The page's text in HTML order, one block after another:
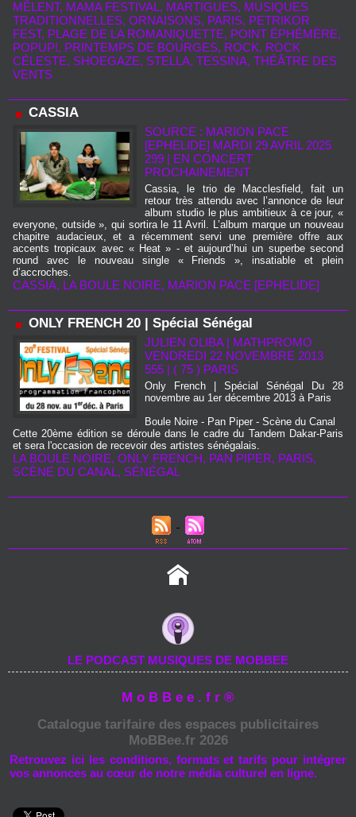
MÊLENT, MAMA FESTIVAL, MARTIGUES, MUSIQUES
TRADITIONNELLES, ORNAISONS, PARIS, PETRIKOR
FEST, PLAGE DE LA ROMANIQUETTE, POINT ÉPHÉMÈRE,
POPUP!, PRINTEMPS DE BOURGES, ROCK, ROCK
CÉLESTE, SHOEGAZE, STELLA, TESSINA, THÉÂTRE DES
VENTS
CASSIA
SOURCE : MARION PACE
[EPHELIDE] MARDI 29 AVRIL 2025
299 | EN CONCERT
PROCHAINEMENT
Cassia, le trio de Macclesfield, fait un
retour très attendu avec l’annonce de leur
album studio le plus ambitieux à ce jour, «
everyone, outside », qui sortira le 11 Avril. L’album marque un nouveau
chapitre audacieux, et a récemment servi une première offre aux
accents tropicaux avec « Heat » - et aujourd’hui un superbe second
round avec le nouveau single « Friends », insatiable et plein
d’accroches.
CASSIA, LA BOULE NOIRE, MARION PACE [EPHELIDE]
ONLY FRENCH 20 | Spécial Sénégal
JULIEN OLIBA | MATHPROMO
VENDREDI 22 NOVEMBRE 2013
555 | ( 75 ) PARIS
Only French | Spécial Sénégal Du 28
novembre au 1er décembre 2013 à Paris
Boule Noire - Pan Piper - Scène du Canal
Cette 20ème édition se déroule dans le cadre du Tandem Dakar-Paris
et sera l'occasion de recevoir des artistes sénégalais.
LA BOULE NOIRE, ONLY FRENCH, PAN PIPER, PARIS,
SCÈNE DU CANAL, SÉNÉGAL
LE PODCAST MUSIQUES DE MOBBEE
M o B B e e . f r ®
Catalogue tarifaire des espaces publicitaires
MoBBee.fr 2026
Retrouvez ici les conditions, formats et tarifs pour intégrer
vos annonces au cœur de notre média culturel en ligne.